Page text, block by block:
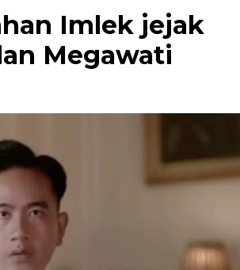
Imlek jejak
Megawati